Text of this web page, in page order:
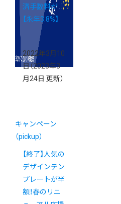
済手数料が
【永年3.8%】
2022年3月10
日（2023年3
月24日 更新）
キャンペーン
（pickup）
【終了】人気の
デザインテン
プレートが半
額！春のリニ